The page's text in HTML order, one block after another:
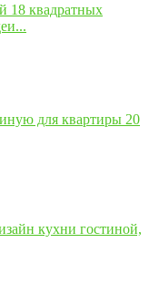
18 квадратных
для квартиры 20
кухни гостиной,